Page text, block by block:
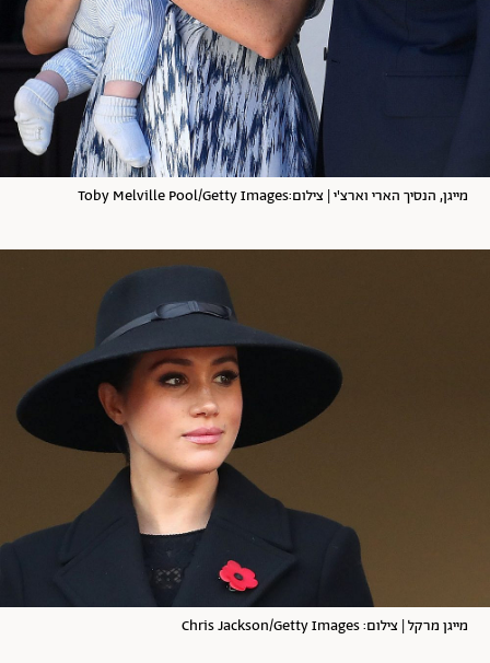
מייגן, הנסיך הארי וארצ'י | צילום:Toby Melville Pool/Getty Images
מייגן מרקל | צילום: Chris Jackson/Getty Images